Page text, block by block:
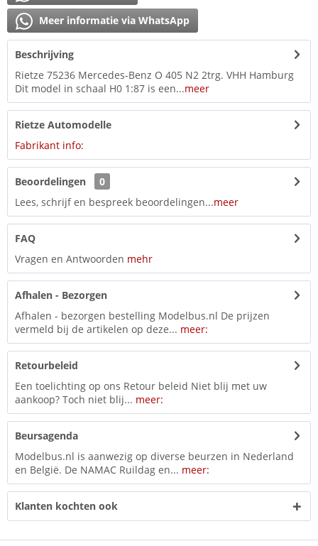
Meer informatie via WhatsApp
Beschrijving
Rietze 75236 Mercedes-Benz O 405 N2 2trg. VHH Hamburg
Dit model in schaal H0 1:87 is een...meer
Rietze Automodelle
Fabrikant info:
Beoordelingen
0
Lees, schrijf en bespreek beoordelingen...meer
FAQ
Vragen en Antwoorden mehr
Afhalen - Bezorgen
Afhalen - bezorgen bestelling Modelbus.nl De prijzen
vermeld bij de artikelen op deze... meer:
Retourbeleid
Een toelichting op ons Retour beleid Niet blij met uw
aankoop? Toch niet blij... meer:
Beursagenda
Modelbus.nl is aanwezig op diverse beurzen in Nederland
en België. De NAMAC Ruildag en... meer:
Klanten kochten ook